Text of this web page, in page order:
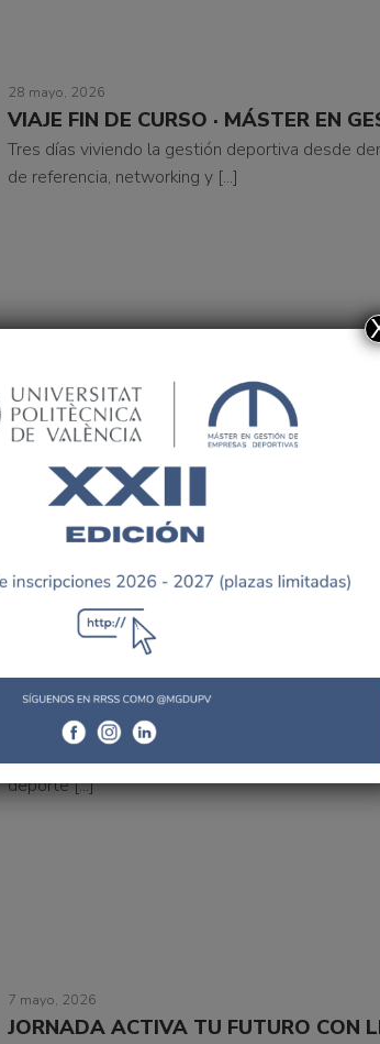
28 mayo, 2026
VIAJE FIN DE CURSO · MÁSTER EN
Tres días viviendo la gestión deportiva desde
de referencia, networking y [...]
JORNADA GRANDES EVENTOS
LA REALIDAD
La Cátedra del Deporte de la UPV celebró este
Eventos [...]
11 mayo, 2026
JORNADA SOBRE GRANDES
PROYECTO A LA REALIDAD
El próximo 21 de mayo celebraremos una
deporte [...]
7 mayo, 2026
JORNADA ACTIVA TU FUTURO CON